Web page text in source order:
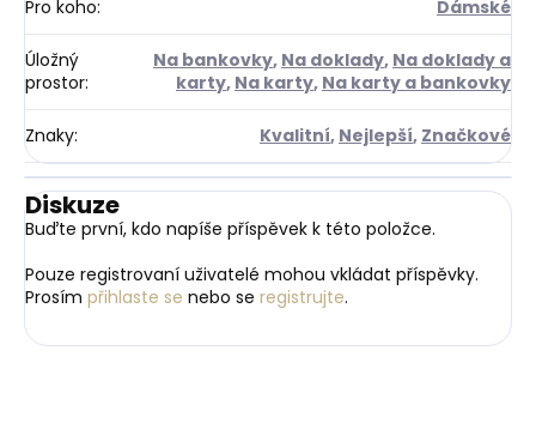
Pro koho: Dámské
Úložný
prostor:
Na bankovky, Na doklady, Na doklady a
karty, Na karty, Na karty a bankovky
Znaky: Kvalitní, Nejlepší, Značkové
Diskuze
Buďte první, kdo napíše příspěvek k této položce.
Pouze registrovaní uživatelé mohou vkládat příspěvky.
Prosím přihlaste se nebo se registrujte.